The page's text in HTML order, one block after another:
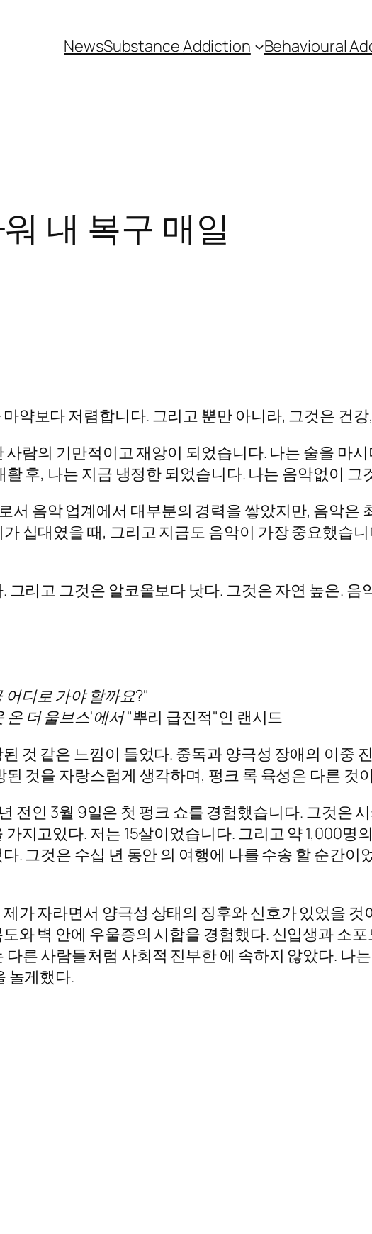
NewsSubstance Addiction Behavioural
내 복구 매일
약보다 저렴합니다. 그리고 뿐만 아니라, 그것은 건
사람의 기만적이고 재앙이 되었습니다. 나는 술을 마
활 후, 나는 지금 냉정한 되었습니다. 나는 음악없이 그
서 음악 업계에서 대부분의 경력을 쌓았지만, 음악은
십대였을 때, 그리고 지금도 음악이 가장 중요했습
그리고 그것은 알코올보다 낫다. 그것은 자연 높은.
어디로 가야 할까요?"
온 더 울브스'에서"뿌리 급진적"인 랜시드
것 같은 느낌이 들었다. 중독과 양극성 장애의 이중
된 것을 자랑스럽게 생각하며, 펑크 록 육성은 다른 것
전인 3월 9일은 첫 펑크 쇼를 경험했습니다. 그것은
지고있다. 저는 15살이었습니다. 그리고 약 1,000명
. 그것은 수십 년 동안 의 여행에 나를 수송 할 순간
가 자라면서 양극성 상태의 징후와 신호가 있었을
와 벽 안에 우울증의 시합을 경험했다. 신입생과 소
다른 사람들처럼 사회적 진부한 에 속하지 않았다. 나
놀게했다.